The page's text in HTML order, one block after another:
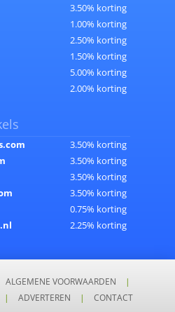
3.50% korting
1.00% korting
2.50% korting
1.50% korting
5.00% korting
2.00% korting
3.50% korting
3.50% korting
3.50% korting
3.50% korting
0.75% korting
2.25% korting
ALGEMENE VOORWAARDEN
|
| ADVERTEREN | CONTACT